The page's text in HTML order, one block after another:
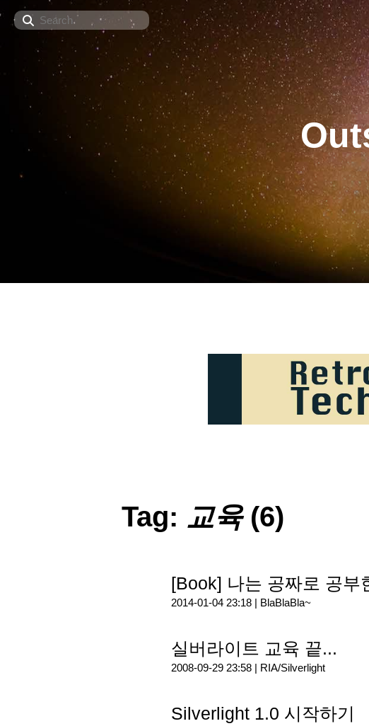
Search
Tag: 교육(6)
[Book] 나는 공짜로 공부
2014-01-04 23:18 | BlaBlaBla~
실버라이트 교육 끝...
2008-09-29 23:58 | RIA/Silverlight
Silverlight 1.0 시작하기